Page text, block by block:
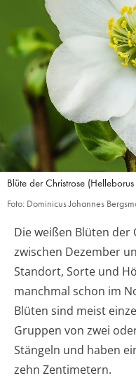
Blüte der Christrose
Foto: Dominicus Johannes
Die weißen Blüten
zwischen Dezember
Standort, Sorte und
manchmal schon im
Blüten sind meist
Gruppen von zwei
Stängeln und haben
zehn Zentimetern.